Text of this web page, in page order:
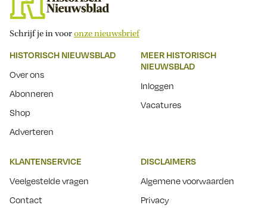
Schrijf je in vooronze nieuwsbrief
HISTORISCH NIEUWSBLAD
Over ons
Abonneren
Shop
Adverteren
MEER HISTORISCH
NIEUWSBLAD
Inloggen
Vacatures
KLANTENSERVICE
Veelgestelde vragen
Contact
DISCLAIMERS
Algemene voorwaarden
Privacy